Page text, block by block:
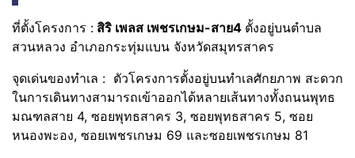
ที่ตั้งโครงการ : สิริ เพลส เพชรเกษม-สาย4 ตั้งอยู่บนตำบล
สวนหลวง อำเภอกระทุ่มแบน จังหวัดสมุทรสาคร
จุดเด่นของทำเล : ตัวโครงการตั้งอยู่บนทำเลศักยภาพ สะดวก
ในการเดินทางสามารถเข้าออกได้หลายเส้นทางทั้งถนนพุทธ
มณฑลสาย 4, ซอยพุทธสาคร 3, ซอยพุทธสาคร 5, ซอย
หนองพะอง, ซอยเพชรเกษม 69 และซอยเพชรเกษม 81